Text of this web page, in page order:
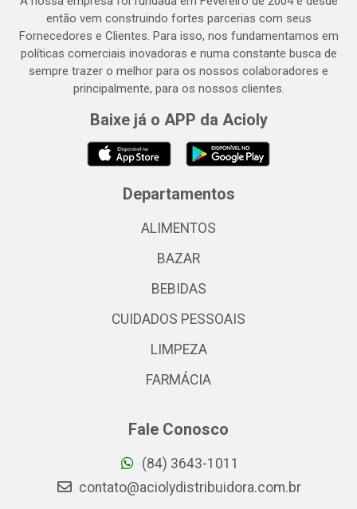
então vem construindo fortes parcerias com seus
Fornecedores e Clientes. Para isso, nos fundamentamos em
políticas comerciais inovadoras e numa constante busca de
sempre trazer o melhor para os nossos colaboradores e
principalmente, para os nossos clientes.
Baixe já o APP da Acioly
Departamentos
ALIMENTOS
BAZAR
BEBIDAS
CUIDADOS PESSOAIS
LIMPEZA
FARMÁCIA
Fale Conosco
(84) 3643-1011
contato@aciolydistribuidora.com.br